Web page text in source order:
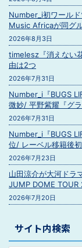
Number_i初ワール
Music Africaが同グ
2026年8月3日
timelesz『消えない
由は2つ
2026年7月31日
Number_i『BUGS
微妙/ 平野紫耀『グ
2026年7月31日
Number_i『BUGS
位/ レーベル移籍後
2026年7月23日
山田涼介が大河ドラ
JUMP DOME
2026年7月20日
サイト内検索